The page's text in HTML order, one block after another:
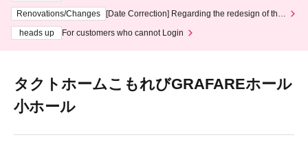
3th - August 14th, 2026)
Renovations/Changes
[Date Correction] Regarding the redesign of the
heads up
For customers who cannot Login
タクトホームこもれびGRAFAREホール
小ホール